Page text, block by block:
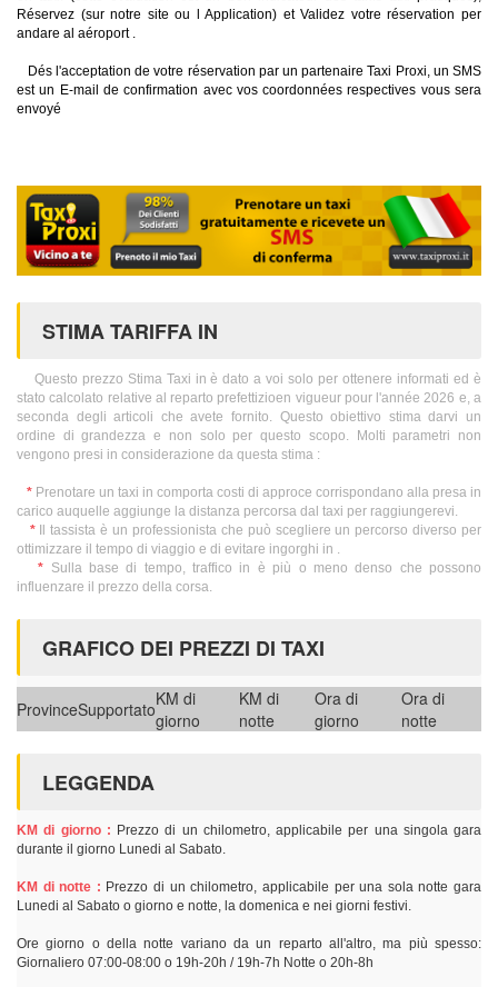
Réservez (sur notre site ou l Application) et Validez votre réservation per
andare al aéroport .
Dés l'acceptation de votre réservation par un partenaire Taxi Proxi, un SMS
est un E-mail de confirmation avec vos coordonnées respectives vous sera
envoyé
STIMA TARIFFA IN
Questo prezzo Stima Taxi in è dato a voi solo per ottenere informati ed è
stato calcolato relative al reparto prefettizioen vigueur pour l'année 2026 e, a
seconda degli articoli che avete fornito. Questo obiettivo stima darvi un
ordine di grandezza e non solo per questo scopo. Molti parametri non
vengono presi in considerazione da questa stima :
* Prenotare un taxi in comporta costi di approce corrispondano alla presa in
carico auquelle aggiunge la distanza percorsa dal taxi per raggiungerevi.
*Il tassista è un professionista che può scegliere un percorso diverso per
ottimizzare il tempo di viaggio e di evitare ingorghi in .
* Sulla base di tempo, traffico in è più o meno denso che possono
influenzare il prezzo della corsa.
GRAFICO DEI PREZZI DI TAXI
ProvinceSupportatoKM di
giorno
KM di
notte
Ora di
giorno
Ora di
notte
LEGGENDA
KM di giorno : Prezzo di un chilometro, applicabile per una singola gara
durante il giorno Lunedi al Sabato.
KM di notte : Prezzo di un chilometro, applicabile per una sola notte gara
Lunedi al Sabato o giorno e notte, la domenica e nei giorni festivi.
Ore giorno o della notte variano da un reparto all'altro, ma più spesso:
Giornaliero 07:00-08:00 o 19h-20h / 19h-7h Notte o 20h-8h